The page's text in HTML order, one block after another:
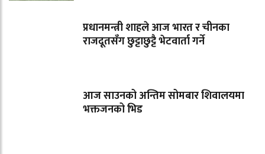
प्रधानमन्त्री शाहले आज भारत र चीनका
राजदूतसँग छुट्टाछुट्टै भेटवार्ता गर्ने
आज साउनको अन्तिम सोमबार शिवालयमा
भक्तजनको भिड